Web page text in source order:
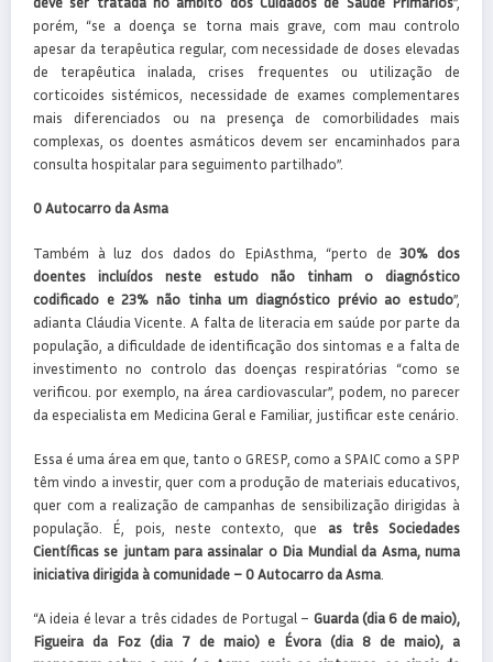
porém, “se a doença se torna mais grave, com mau controlo
apesar da terapêutica regular, com necessidade de doses elevadas
de terapêutica inalada, crises frequentes ou utilização de
corticoides sistémicos, necessidade de exames complementares
mais diferenciados ou na presença de comorbilidades mais
complexas, os doentes asmáticos devem ser encaminhados para
consulta hospitalar para seguimento partilhado”.
O Autocarro da Asma
Também à luz dos dados do EpiAsthma, “perto de30% dos
doentes incluídos neste estudo não tinham o diagnóstico
codificado e 23% não tinha um diagnóstico prévio ao estudo”,
adianta Cláudia Vicente. A falta de literacia em saúde por parte da
população, a dificuldade de identificação dos sintomas e a falta de
investimento no controlo das doenças respiratórias “como se
verificou. por exemplo, na área cardiovascular”, podem, no parecer
da especialista em Medicina Geral e Familiar, justificar este cenário.
Essa é uma área em que, tanto o GRESP, como a SPAIC como a SPP
têm vindo a investir, quer com a produção de materiais educativos,
quer com a realização de campanhas de sensibilização dirigidas à
população. É, pois, neste contexto, que as três Sociedades
Científicas se juntam para assinalar o Dia Mundial da Asma, numa
iniciativa dirigida à comunidade – O Autocarro da Asma
“A ideia é levar a três cidades de Portugal – Guarda (dia 6 de maio),
Figueira da Foz (dia 7 de maio) e Évora (dia 8 de maio), a